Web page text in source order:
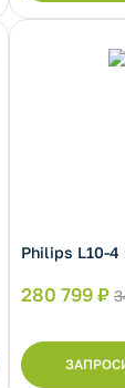
Philips L10-4
280 799 ₽